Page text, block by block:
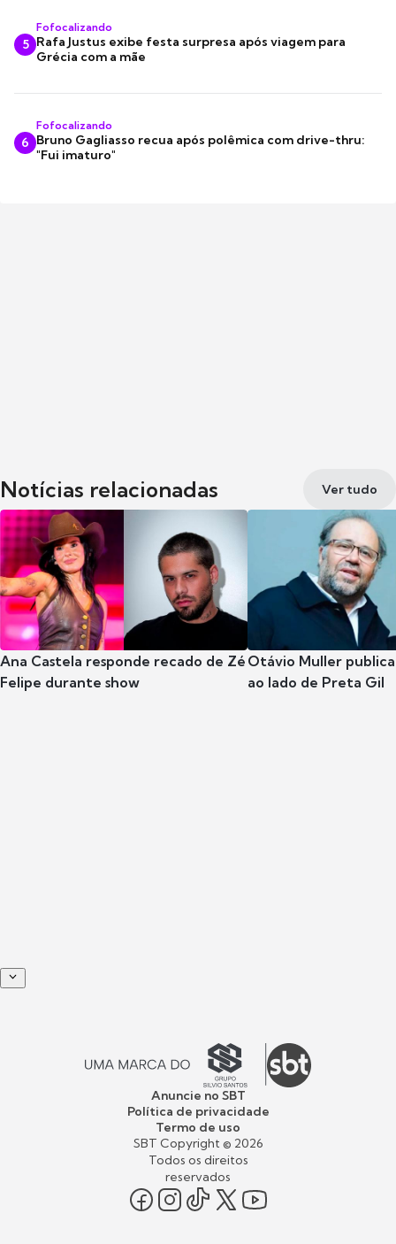
5
Fofocalizando
Rafa Justus exibe festa surpresa após viagem para
Grécia com a mãe
6
Fofocalizando
Bruno Gagliasso recua após polêmica com drive-thru:
"Fui imaturo"
Notícias relacionadas Ver tudo
Ana Castela responde recado de Zé
Felipe durante show
Otávio Muller
ao lado de Preta Gil
Anuncie no SBT
Política de privacidade
Termo de uso
SBT Copyright © 2026
Todos os direitos
reservados